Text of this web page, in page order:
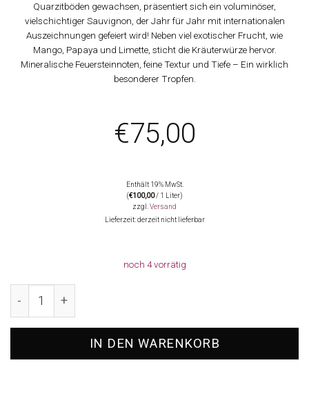
Quarzitböden gewachsen, präsentiert sich ein voluminöser,
vielschichtiger Sauvignon, der Jahr für Jahr mit internationalen
Auszeichnungen gefeiert wird! Neben viel exotischer Frucht, wie
Mango, Papaya und Limette, sticht die Kräuterwürze hervor.
Mineralische Feuersteinnoten, feine Textur und Tiefe – Ein wirklich
besonderer Tropfen.
€75,00
Enthält 19% MwSt.
(€100,00/ 1 Liter)
zzgl.Versand
Lieferzeit: derzeit nicht lieferbar
noch 4 vorrätig
IN DEN WARENKORB